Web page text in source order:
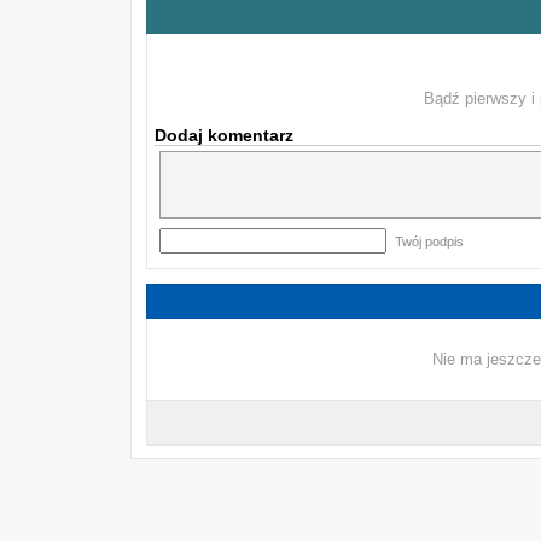
Bądź pierwszy i
Dodaj komentarz
Twój podpis
Nie ma